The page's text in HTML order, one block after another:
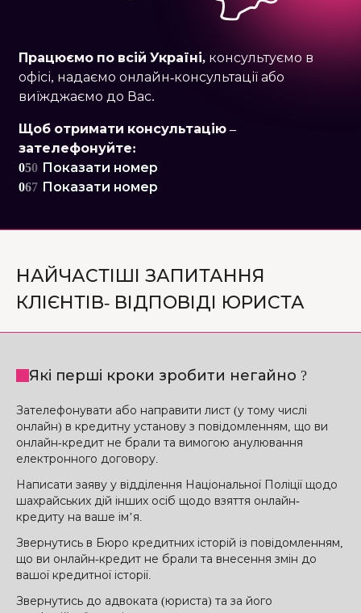
Працюємо по всій Україні, консультуємо в
офісі, надаємо онлайн-консультації або
виїжджаємо до Вас.
Щоб отримати консультацію –
зателефонуйте:
050 Показати номер
067 Показати номер
НАЙЧАСТІШІ ЗАПИТАННЯ
КЛІЄНТІВ- ВІДПОВІДІ ЮРИСТА
Які перші кроки зробити негайно ?
Зателефонувати або направити лист (у тому числі
онлайн) в кредитну установу з повідомленням, що ви
онлайн-кредит не брали та вимогою анулювання
електронного договору.
Написати заяву у відділення Національної Поліції щодо
шахрайських дій інших осіб щодо взяття онлайн-
кредиту на ваше ім’я.
Звернутись в Бюро кредитних історій із повідомленням,
що ви онлайн-кредит не брали та внесення змін до
вашої кредитної історії.
Звернутись до адвоката (юриста) та за його